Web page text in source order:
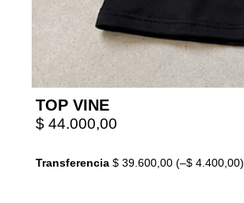
TOP VINE
$ 44.000,00
Transferencia $ 39.600,00 (–$ 4.400,00)